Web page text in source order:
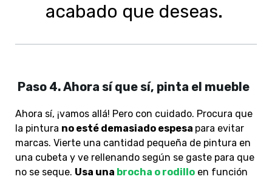
acabado que deseas.
Paso 4. Ahora sí que sí, pinta el mueble
Ahora sí, ¡vamos allá! Pero con cuidado. Procura que
la pintura no esté demasiado espesa para evitar
marcas. Vierte una cantidad pequeña de pintura en
una cubeta y ve rellenando según se gaste para que
no se seque. Usa una brocha o rodillo en función